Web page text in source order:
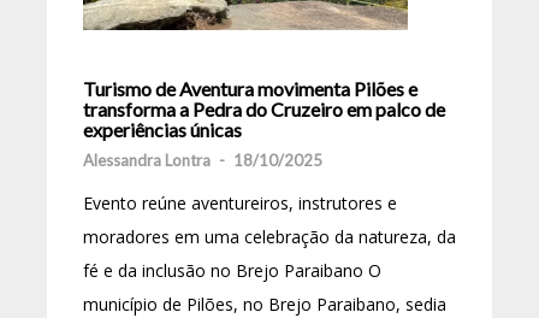
Turismo de Aventura movimenta Pilões e
transforma a Pedra do Cruzeiro em palco de
experiências únicas
Alessandra Lontra - 18/10/2025
Evento reúne aventureiros, instrutores e
moradores em uma celebração da natureza, da
fé e da inclusão no Brejo Paraibano O
município de Pilões, no Brejo Paraibano, sedia